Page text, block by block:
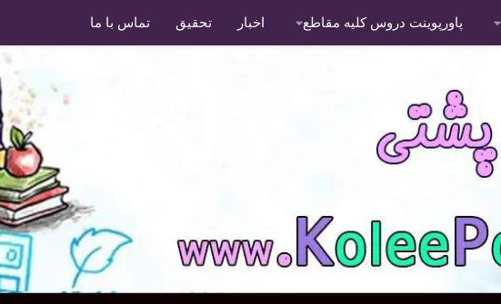
پاورپوینت دروس کلیه مقاطع اخبار تحقیق تماس با ما